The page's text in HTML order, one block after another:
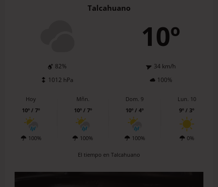
Talcahuano
10º
82%
34 km/h
1012 hPa
100%
Hoy
10º / 7º
100%
Mñn.
10º / 7º
100%
Dom. 9
10º / 4º
100%
Lun. 10
9º / 3º
0%
El tiempo en Talcahuano